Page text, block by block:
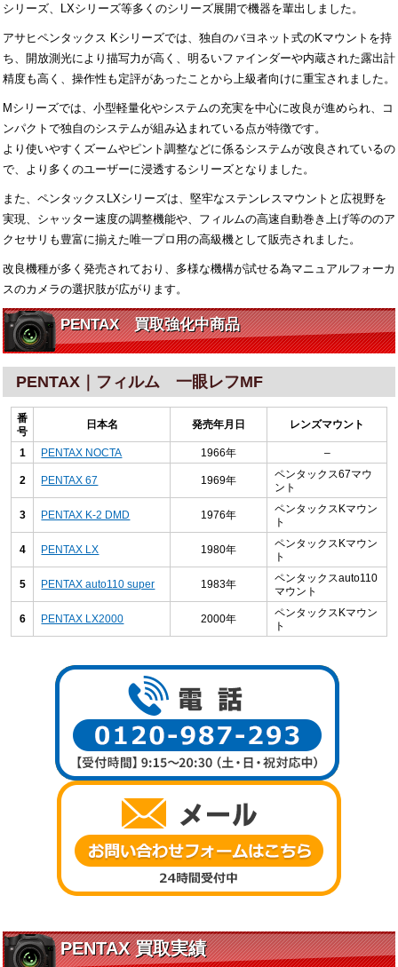
シリーズ、LXシリーズ等多くのシリーズ展開で機器を輩出しました。
アサヒペンタックス Kシリーズでは、独自のバヨネット式のKマウントを持
ち、開放測光により描写力が高く、明るいファインダーや内蔵された露出計
精度も高く、操作性も定評があったことから上級者向けに重宝されました。
Mシリーズでは、小型軽量化やシステムの充実を中心に改良が進められ、コ
ンパクトで独自のシステムが組み込まれている点が特徴です。
より使いやすくズームやピント調整などに係るシステムが改良されているの
で、より多くのユーザーに浸透するシリーズとなりました。
また、ペンタックスLXシリーズは、堅牢なステンレスマウントと広視野を
実現、シャッター速度の調整機能や、フィルムの高速自動巻き上げ等ののア
クセサリも豊富に揃えた唯一プロ用の高級機として販売されました。
改良機種が多く発売されており、多様な機構が試せる為マニュアルフォーカ
スのカメラの選択肢が広がります。
PENTAX 買取強化中商品
PENTAX｜フィルム 一眼レフMF
番
号
日本名 発売年月日 レンズマウント
1 PENTAX NOCTA 1966年 –
2 PENTAX 67 1969年
ペンタックス67マウ
ント
3 PENTAX K-2 DMD 1976年
ペンタックスKマウン
ト
4 PENTAX LX 1980年
ペンタックスKマウン
ト
5 PENTAX auto110 super 1983年
ペンタックスauto110
マウント
6 PENTAX LX2000 2000年
ペンタックスKマウン
ト
PENTAX 買取実績